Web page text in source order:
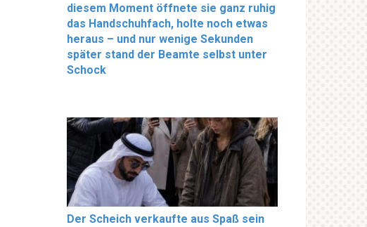
diesem Moment öffnete sie ganz ruhig
das Handschuhfach, holte noch etwas
heraus – und nur wenige Sekunden
später stand der Beamte selbst unter
Schock
Der Scheich verkaufte aus Spaß sein